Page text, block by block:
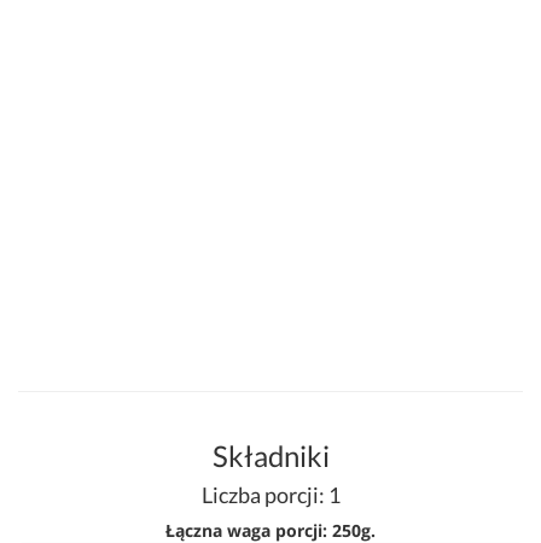
Składniki
Liczba porcji: 1
Łączna waga porcji: 250g.